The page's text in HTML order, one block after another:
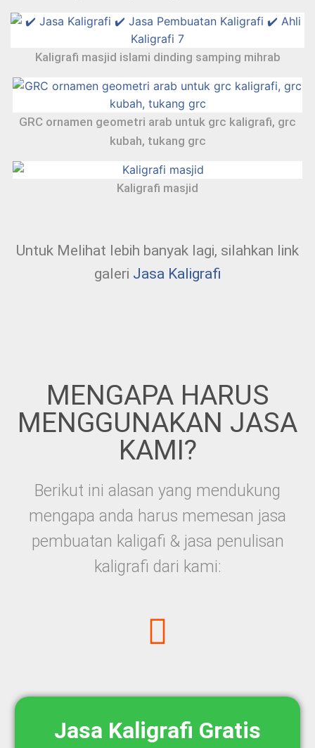
Kaligrafi masjid islami dinding samping mihrab
GRC ornamen geometri arab untuk grc kaligrafi, grc
kubah, tukang grc
Kaligrafi masjid
Untuk Melihat lebih banyak lagi, silahkan link
galeri Jasa Kaligrafi
MENGAPA HARUS
MENGGUNAKAN JASA
KAMI?
Berikut ini alasan yang mendukung
mengapa anda harus memesan jasa
pembuatan kaligafi & jasa penulisan
kaligrafi dari kami:
Jasa Kaligrafi Gratis